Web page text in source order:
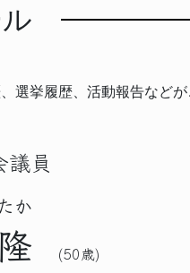
選挙履歴、活動報告などが
員
か
(50歳)